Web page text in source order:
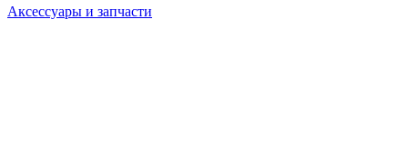
Аксессуары и запчасти